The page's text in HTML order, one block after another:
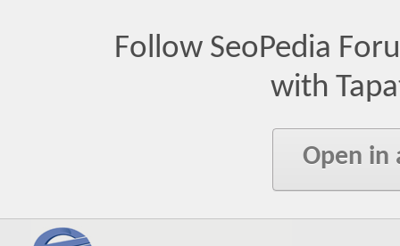
Follow SeoPedia
with
Open in